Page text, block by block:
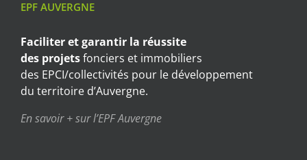
EPF AUVERGNE
Faciliter et garantir la réussite
des projetsfonciers et immobiliers
des EPCI/collectivités pour le développement
du territoire d’Auvergne.
En savoir + sur l’EPF Auvergne